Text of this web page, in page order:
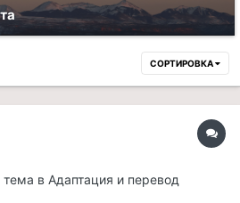
СОРТИРОВКА
тема в Адаптация и перевод